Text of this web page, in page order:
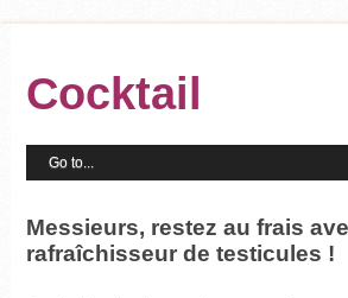
Cocktail
Messieurs, restez au frais
rafraîchisseur de testicules !